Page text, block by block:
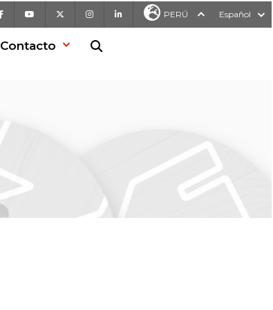
Facebook Youtube InstagramLinkedIn PERÚ Español
Contacto